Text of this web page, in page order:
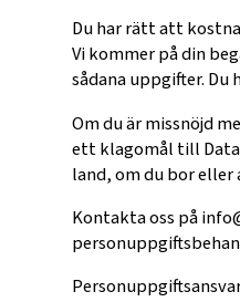
Du har rätt att
Vi kommer på din
sådana uppgifter.
Om du är missnöjd
ett klagomål till
land, om du bor eller
Kontakta oss på